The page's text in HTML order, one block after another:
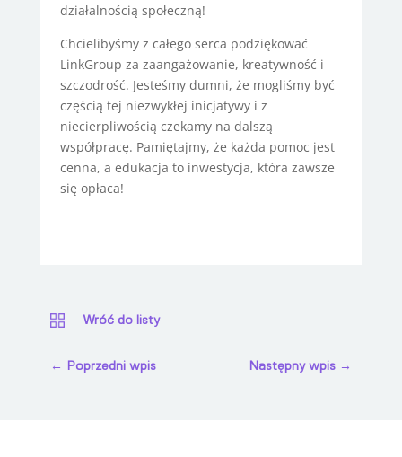
działalnością społeczną!
Chcielibyśmy z całego serca podziękować
LinkGroup za zaangażowanie, kreatywność i
szczodrość. Jesteśmy dumni, że mogliśmy być
częścią tej niezwykłej inicjatywy i z
niecierpliwością czekamy na dalszą
współpracę. Pamiętajmy, że każda pomoc jest
cenna, a edukacja to inwestycja, która zawsze
się opłaca!
Wróć do listy
← Poprzedni wpis Następny wpis →